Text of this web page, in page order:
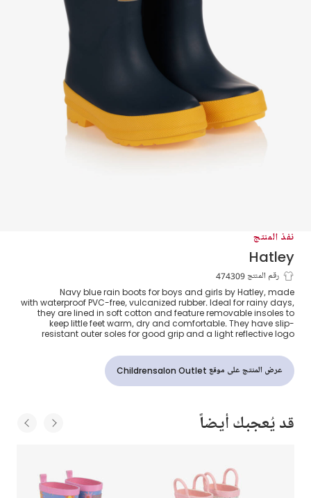
نفذ المنتج
Hatley
بوت مطاط لون كحلي وأصفر
رقم المنتج 474309
Navy blue rain boots for boys and girls by Hatley, made
with waterproof PVC-free, vulcanized rubber. Ideal for rainy days,
they are lined in soft cotton and feature removable insoles to
keep little feet warm, dry and comfortable. They have slip-
resistant outer soles for good grip and a light reflective logo
عرض المنتج على موقع Childrensalon Outlet
قد يُعجبك أيضاً